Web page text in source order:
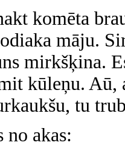
komēta
māju.
mirkšķina.
kūleņu. Aū,
tu
no akas: